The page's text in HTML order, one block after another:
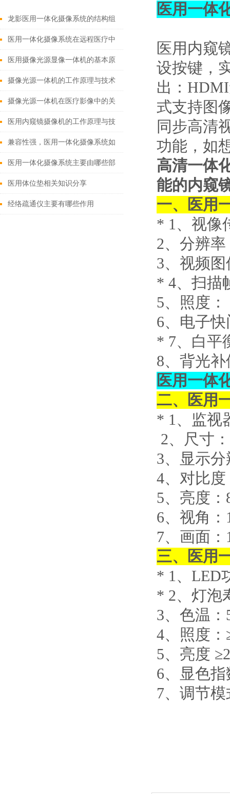
龙影医用一体化摄像系统的结构组
成与功能优势
医用一体化摄像系统在远程医疗中
的应用
医用摄像光源显像一体机的基本原
理与构成
摄像光源一体机的工作原理与技术
解析
摄像光源一体机在医疗影像中的关
键作用
医用内窥镜摄像机的工作原理与技
术创新
兼容性强，医用一体化摄像系统如
何改变现有医疗设备格局？
医用一体化摄像系统主要由哪些部
分组成？
医用体位垫相关知识分享
经络疏通仪主要有哪些作用
医用一体
医用内窥
设按键，
出：
式支持图
同步高清
功能，如
高清一体
能的内窥
一、
医用
* 1、视像
2、分辨率
3、视频
* 4、扫描
5、照度：
6、电子
* 7、白平
8、背光
医用一体
二、
医用
* 1、监视
2、尺寸
3、显示分
4、对比度
5、亮度：
6、视角：
7、画面：
三、
医用
* 1、LED
* 2、灯泡
3、色温：
4、照度：
5、亮度
6、显色指
7、调节